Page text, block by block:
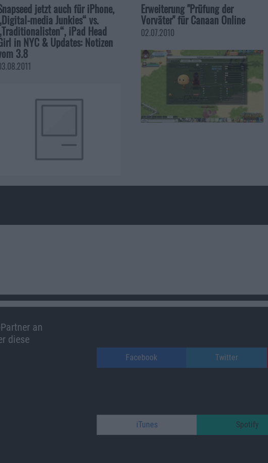
jetzt auch für iPhone,
media Junkies“ vs.
iPad Head
in NYC & Updates: Notizen
3.8
Erweiterung "Prüfung der
Vorväter" für Canaan Online
02.07.2010
an
diese
Facebook Twitter
iTunes Spotify